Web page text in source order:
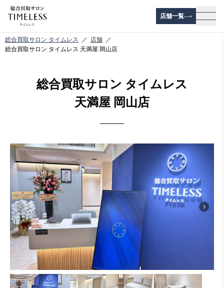
店舗一覧
メニ
総合買取サロン タイムレス
店舗
総合買取サロン タイムレス 天満屋 岡山店
総合買取サロン タイムレス
天満屋 岡山店